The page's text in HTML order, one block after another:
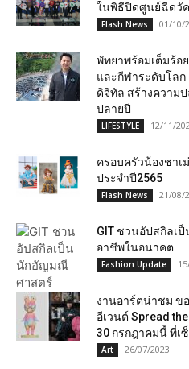
ในพิธีปิดศูนย์ฉีดวั
Flash News 01/10/
พัทยาพร้อมเต็มร้อ
และกีฬาระดับโลก
ดิจิทัล สร้างความ
ปลายปี
LIFESTYLE 12/11/
ครอบครัวน้องชา
ประจำปี2565
Flash News 21/08/
GIT ชวนอัปสกิลเ
อาชีพในอนาคต
Fashion Update
งานอาร์ตน่าชม ข
อีเวนต์ Spread
30 กรกฎาคมนี้ ที่เ
Art 26/07/2023